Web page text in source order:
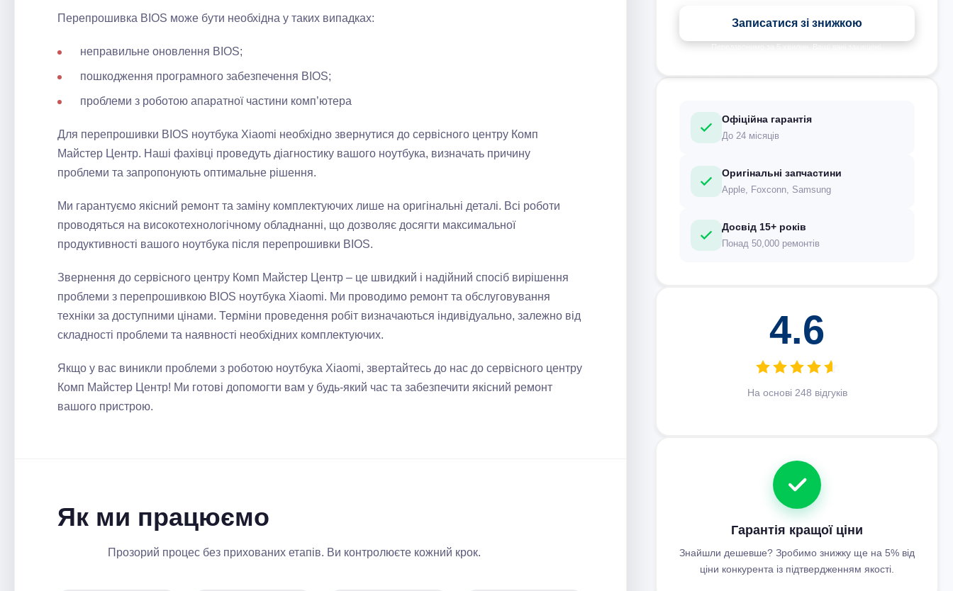
Перепрошивка BIOS може бути необхідна у таких випадках:
неправильне оновлення BIOS;
пошкодження програмного забезпечення BIOS;
проблеми з роботою апаратної частини комп’ютера
Для перепрошивки BIOS ноутбука Xiaomi необхідно звернутися до сервісного центру Комп
Майстер Центр. Наші фахівці проведуть діагностику вашого ноутбука, визначать причину
проблеми та запропонують оптимальне рішення.
Ми гарантуємо якісний ремонт та заміну комплектуючих лише на оригінальні деталі. Всі роботи
проводяться на високотехнологічному обладнанні, що дозволяє досягти максимальної
продуктивності вашого ноутбука після перепрошивки BIOS.
Звернення до сервісного центру Комп Майстер Центр – це швидкий і надійний спосіб вирішення
проблеми з перепрошивкою BIOS ноутбука Xiaomi. Ми проводимо ремонт та обслуговування
техніки за доступними цінами. Терміни проведення робіт визначаються індивідуально, залежно від
складності проблеми та наявності необхідних комплектуючих.
Якщо у вас виникли проблеми з роботою ноутбука Xiaomi, звертайтесь до нас до сервісного центру
Комп Майстер Центр! Ми готові допомогти вам у будь-який час та забезпечити якісний ремонт
вашого пристрою.
Як ми працюємо
Прозорий процес без прихованих етапів. Ви контролюєте кожний крок.
Записатися зі знижкою
Передзвонимо за 5 хвилин. Ваші дані захищені.
Офіційна гарантія
До 24 місяців
Оригінальні запчастини
Apple, Foxconn, Samsung
Досвід 15+ років
Понад 50,000 ремонтів
4.6
На основі 248 відгуків
Гарантія кращої ціни
Знайшли дешевше? Зробимо знижку ще на 5% від
ціни конкурента із підтвердженням якості.